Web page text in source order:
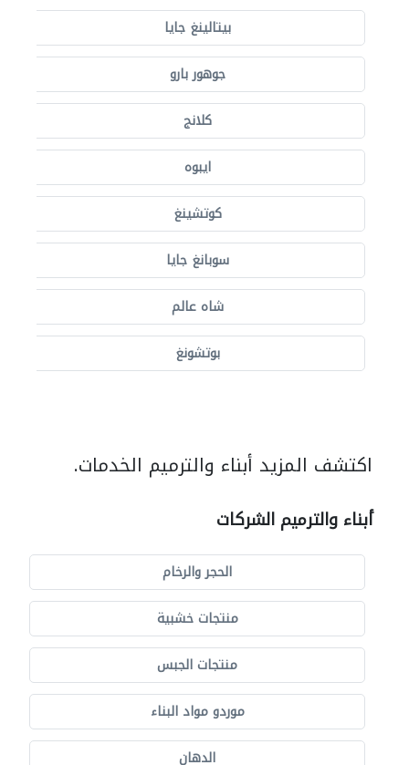
بيتالينغ جايا
جوهور بارو
كلانج
ايبوه
كوتشينغ
سوبانغ جايا
شاه عالم
بوتشونغ
اكتشف المزيد أبناء والترميم الخدمات.
أبناء والترميم الشركات
الحجر والرخام
منتجات خشبية
منتجات الجبس
موردو مواد البناء
الدهان